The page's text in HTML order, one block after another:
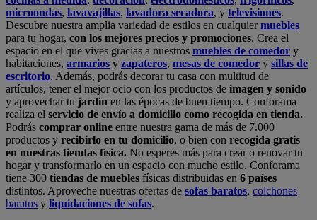
microondas, lavavajillas, lavadora secadora, y televisiones.
Descubre nuestra amplia variedad de estilos en cualquiermuebles
para tu hogar, con los mejores precios y promociones. Crea el
espacio en el que vives gracias a nuestros muebles de comedor y
habitaciones, armarios y zapateros, mesas de comedor y sillas de
escritorio. Además, podrás decorar tu casa con multitud de
artículos, tener el mejor ocio con los productos de imagen y sonido
y aprovechar tu jardín en las épocas de buen tiempo. Conforama
realiza el servicio de envío a domicilio como recogida en tienda.
Podrás comprar online entre nuestra gama de más de 7.000
productos y recibirlo en tu domicilio, o bien con recogida gratis
en nuestras tiendas física. No esperes más para crear o renovar tu
hogar y transformarlo en un espacio con mucho estilo. Conforama
tiene 300 tiendas de muebles físicas distribuidas en 6 países
distintos. Aproveche nuestras ofertas de sofas baratos, colchones
baratos y liquidaciones de sofas.